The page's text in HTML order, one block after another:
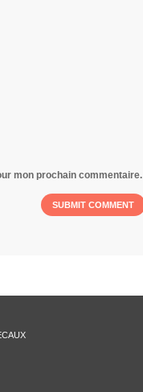
mon prochain commentaire.